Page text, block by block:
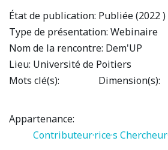
État de publication: Publiée (2022 )
Type de présentation: Webinaire
Nom de la rencontre: Dem'UP
Lieu: Université de Poitiers
Mots clé(s):
Dimension(s):
Appartenance:
Contributeur·rice·s